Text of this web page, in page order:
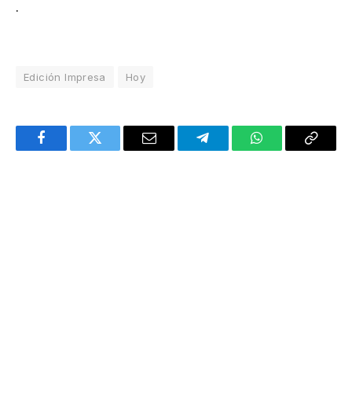
.
Edición Impresa Hoy
FacebookTwitter Email TelegramWhatsAppCopy